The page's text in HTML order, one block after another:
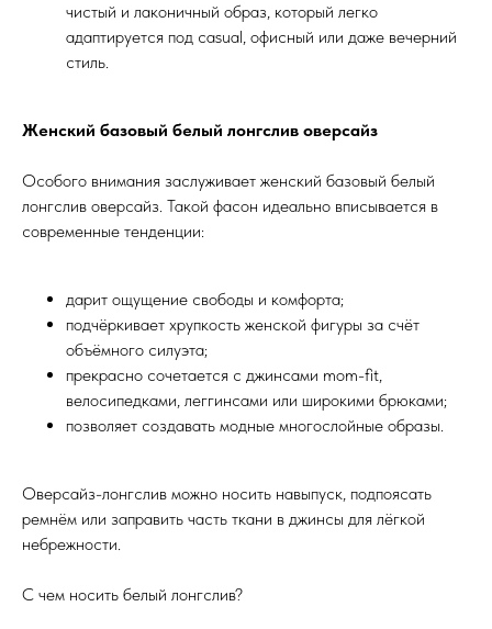
чистый и лаконичный образ, который легко
адаптируется под casual, офисный или даже вечерний
стиль.
Женский базовый белый лонгслив оверсайз
Особого внимания заслуживает женский базовый белый
лонгслив оверсайз. Такой фасон идеально вписывается в
современные тенденции:
дарит ощущение свободы и комфорта;
подчёркивает хрупкость женской фигуры за счёт
объёмного силуэта;
прекрасно сочетается с джинсами mom-fit,
велосипедками, леггинсами или широкими брюками;
позволяет создавать модные многослойные образы.
Оверсайз-лонгслив можно носить навыпуск, подпоясать
ремнём или заправить часть ткани в джинсы для лёгкой
небрежности.
С чем носить белый лонгслив?